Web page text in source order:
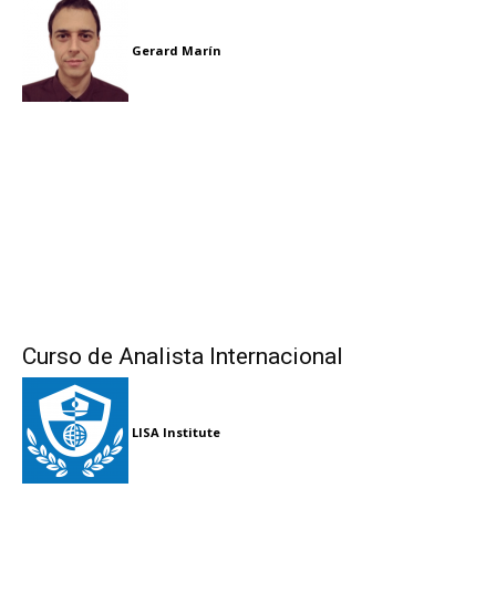
Gerard Marín
Curso de Analista Internacional
LISA Institute